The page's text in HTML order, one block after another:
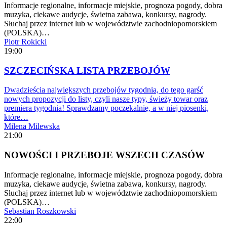
Informacje regionalne, informacje miejskie, prognoza pogody, dobra
muzyka, ciekawe audycje, świetna zabawa, konkursy, nagrody.
Słuchaj przez internet lub w województwie zachodniopomorskiem
(POLSKA)…
Piotr Rokicki
19:00
SZCZECIŃSKA LISTA PRZEBOJÓW
Dwadzieścia największych przebojów tygodnia, do tego garść
nowych propozycji do listy, czyli nasze typy, świeży towar oraz
premiera tygodnia! Sprawdzamy poczekalnię, a w niej piosenki,
które…
Milena Milewska
21:00
NOWOŚCI I PRZEBOJE WSZECH CZASÓW
Informacje regionalne, informacje miejskie, prognoza pogody, dobra
muzyka, ciekawe audycje, świetna zabawa, konkursy, nagrody.
Słuchaj przez internet lub w województwie zachodniopomorskiem
(POLSKA)…
Sebastian Roszkowski
22:00